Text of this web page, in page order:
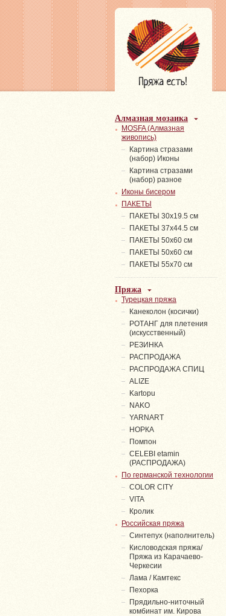
Алмазная мозаика
MOSFA (Алмазная
живопись)
Картина стразами
(набор) Иконы
Картина стразами
(набор) разное
Иконы бисером
ПАКЕТЫ
ПАКЕТЫ 30х19.5 см
ПАКЕТЫ 37х44.5 см
ПАКЕТЫ 50х60 см
ПАКЕТЫ 50х60 см
ПАКЕТЫ 55х70 см
Пряжа
Турецкая пряжа
Канеколон (косички)
РОТАНГ для плетения
(искусственный)
PЕЗИНКА
РАСПРОДАЖА
РАСПРОДАЖА СПИЦ
ALIZE
Kartopu
NAKO
YARNART
НОРКА
Помпон
СELEBI etamin
(РАСПРОДАЖА)
По германской технологии
COLOR CITY
VITA
Кролик
Российская пряжа
Синтепух (наполнитель)
Кисловодская пряжа/
Пряжа из Карачаево-
Черкесии
Лама / Камтекс
Пехорка
Прядильно-ниточный
комбинат им. Кирова